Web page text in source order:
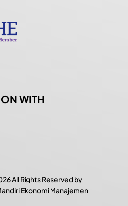
WITH
All Rights Reserved by
Ekonomi Manajemen